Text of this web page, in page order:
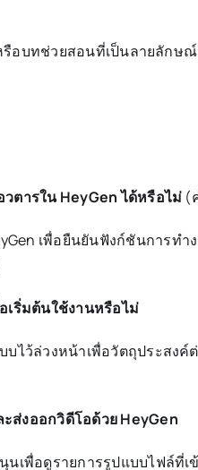
รือบทช่วยสอนที่เป็นลายลักษ
ตารใน HeyGen ได้หรือไม่ (
เพื่อยืนยันฟังก์ชันการ
เริ่มต้นใช้งานหรือไม่
ไว้ล่วงหน้าเพื่อวัตถุประสง
ส่งออกวิดีโอด้วย HeyGen
นเพื่อดูรายการรูปแบบไฟล์ที่